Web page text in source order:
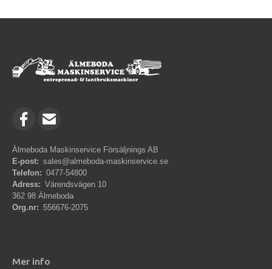
Älmeboda Maskinservice Försäljnings AB
E-post: sales@almeboda-maskinservice.se
Telefon: 0477-54800
Adress: Värendsvägen 10
362 98 Älmeboda
Org.nr: 556676-2075
Mer info